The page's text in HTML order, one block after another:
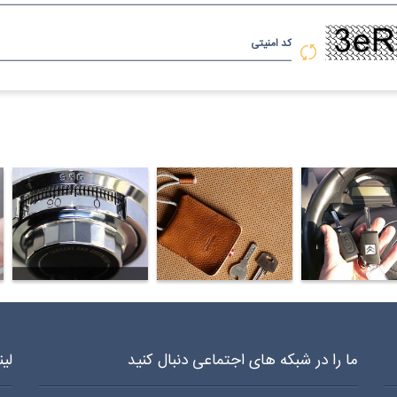
کد امنیتی
ما را در شبکه های اجتماعی دنبال کنید